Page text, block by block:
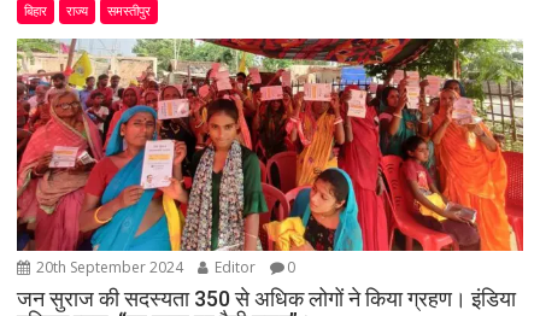
बिहार राज्य समस्तीपुर
20th September 2024 Editor 0
जन सुराज की सदस्यता 350 से अधिक लोगों ने किया ग्रहण। इंडिया